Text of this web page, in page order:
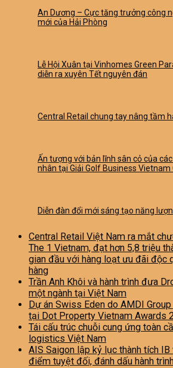
An Dương – Cực tăng trưởng công
mới của Hải Phòng
Lễ Hội Xuân tại Vinhomes Green
diễn ra xuyên Tết nguyên đán
Central Retail chung tay nâng tầm
Ấn tượng với bản lĩnh sân cỏ của
nhân tại Giải Golf Business Vietnam
Diễn đàn đổi mới sáng tạo năng
Central Retail Việt Nam ra mắt
The 1 Vietnam, đạt hơn 5,8 triệu
gian đầu với hàng loạt ưu đãi độc
hàng
Trần Anh Khôi và hành trình đưa
một ngành tại Việt Nam
Dự án Swiss Eden do AMDI
tại Dot Property Vietnam Awards
Tái cấu trúc chuỗi cung ứng toàn
logistics Việt Nam
AIS Saigon lập kỷ lục thành tích
điểm tuyệt đối, đánh dấu hành